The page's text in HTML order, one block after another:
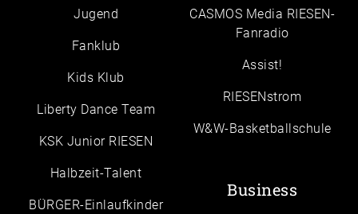
Jugend
Fanklub
Kids Klub
Liberty Dance Team
KSK Junior RIESEN
Halbzeit-Talent
BÜRGER-Einlaufkinder
CASMOS Media RIESEN-
Fanradio
Assist!
RIESENstrom
W&W-Basketballschule
Business